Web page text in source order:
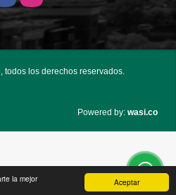
Aceptar
la mejor
, todos los derechos reservados.
Powered by: wasi.co